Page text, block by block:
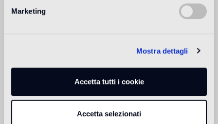
Marketing
Mostra dettagli
Accetta tutti i cookie
Accetta selezionati
Pool und SPA